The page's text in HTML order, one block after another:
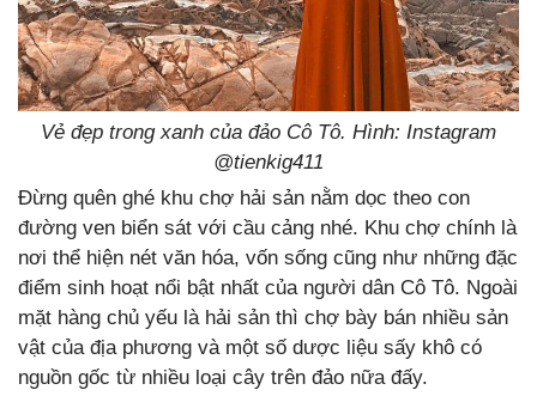
Vẻ đẹp trong xanh của đảo Cô Tô. Hình: Instagram
@tienkig411
Đừng quên ghé khu chợ hải sản nằm dọc theo con
đường ven biển sát với cầu cảng nhé. Khu chợ chính là
nơi thể hiện nét văn hóa, vốn sống cũng như những đặc
điểm sinh hoạt nổi bật nhất của người dân Cô Tô. Ngoài
mặt hàng chủ yếu là hải sản thì chợ bày bán nhiều sản
vật của địa phương và một số dược liệu sấy khô có
nguồn gốc từ nhiều loại cây trên đảo nữa đấy.